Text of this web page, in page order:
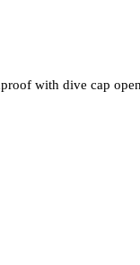
with dive cap open